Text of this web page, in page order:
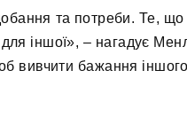
та потреби. Те, що
іншої», – нагадує
вивчити бажання